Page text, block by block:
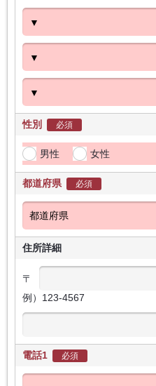
性別 必須
男性 女性
都道府県 必須
住所詳細
〒
例）123-4567
電話1 必須